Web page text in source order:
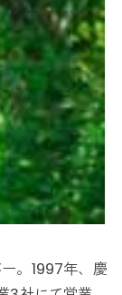
。1997年、慶